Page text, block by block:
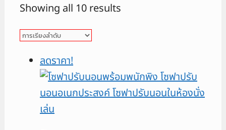
Showing all 10 results
ลดราคา!